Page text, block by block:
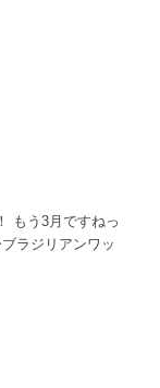
もう3月ですねっ
ラジリアンワッ